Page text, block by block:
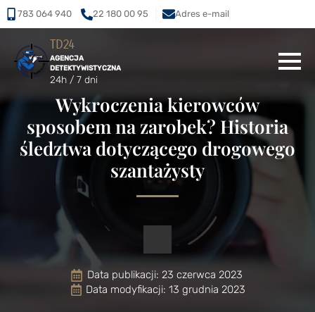
783 064 940 22 180 00 95 Adres e-mail
TD24
AGENCJA
DETEKTYWISTYCZNA
24h / 7 dni
Wykroczenia kierowców
sposobem na zarobek? Historia
śledztwa dotyczącego drogowego
szantażysty
Data publikacji: 23 czerwca 2023
Data modyfikacji: 13 grudnia 2023